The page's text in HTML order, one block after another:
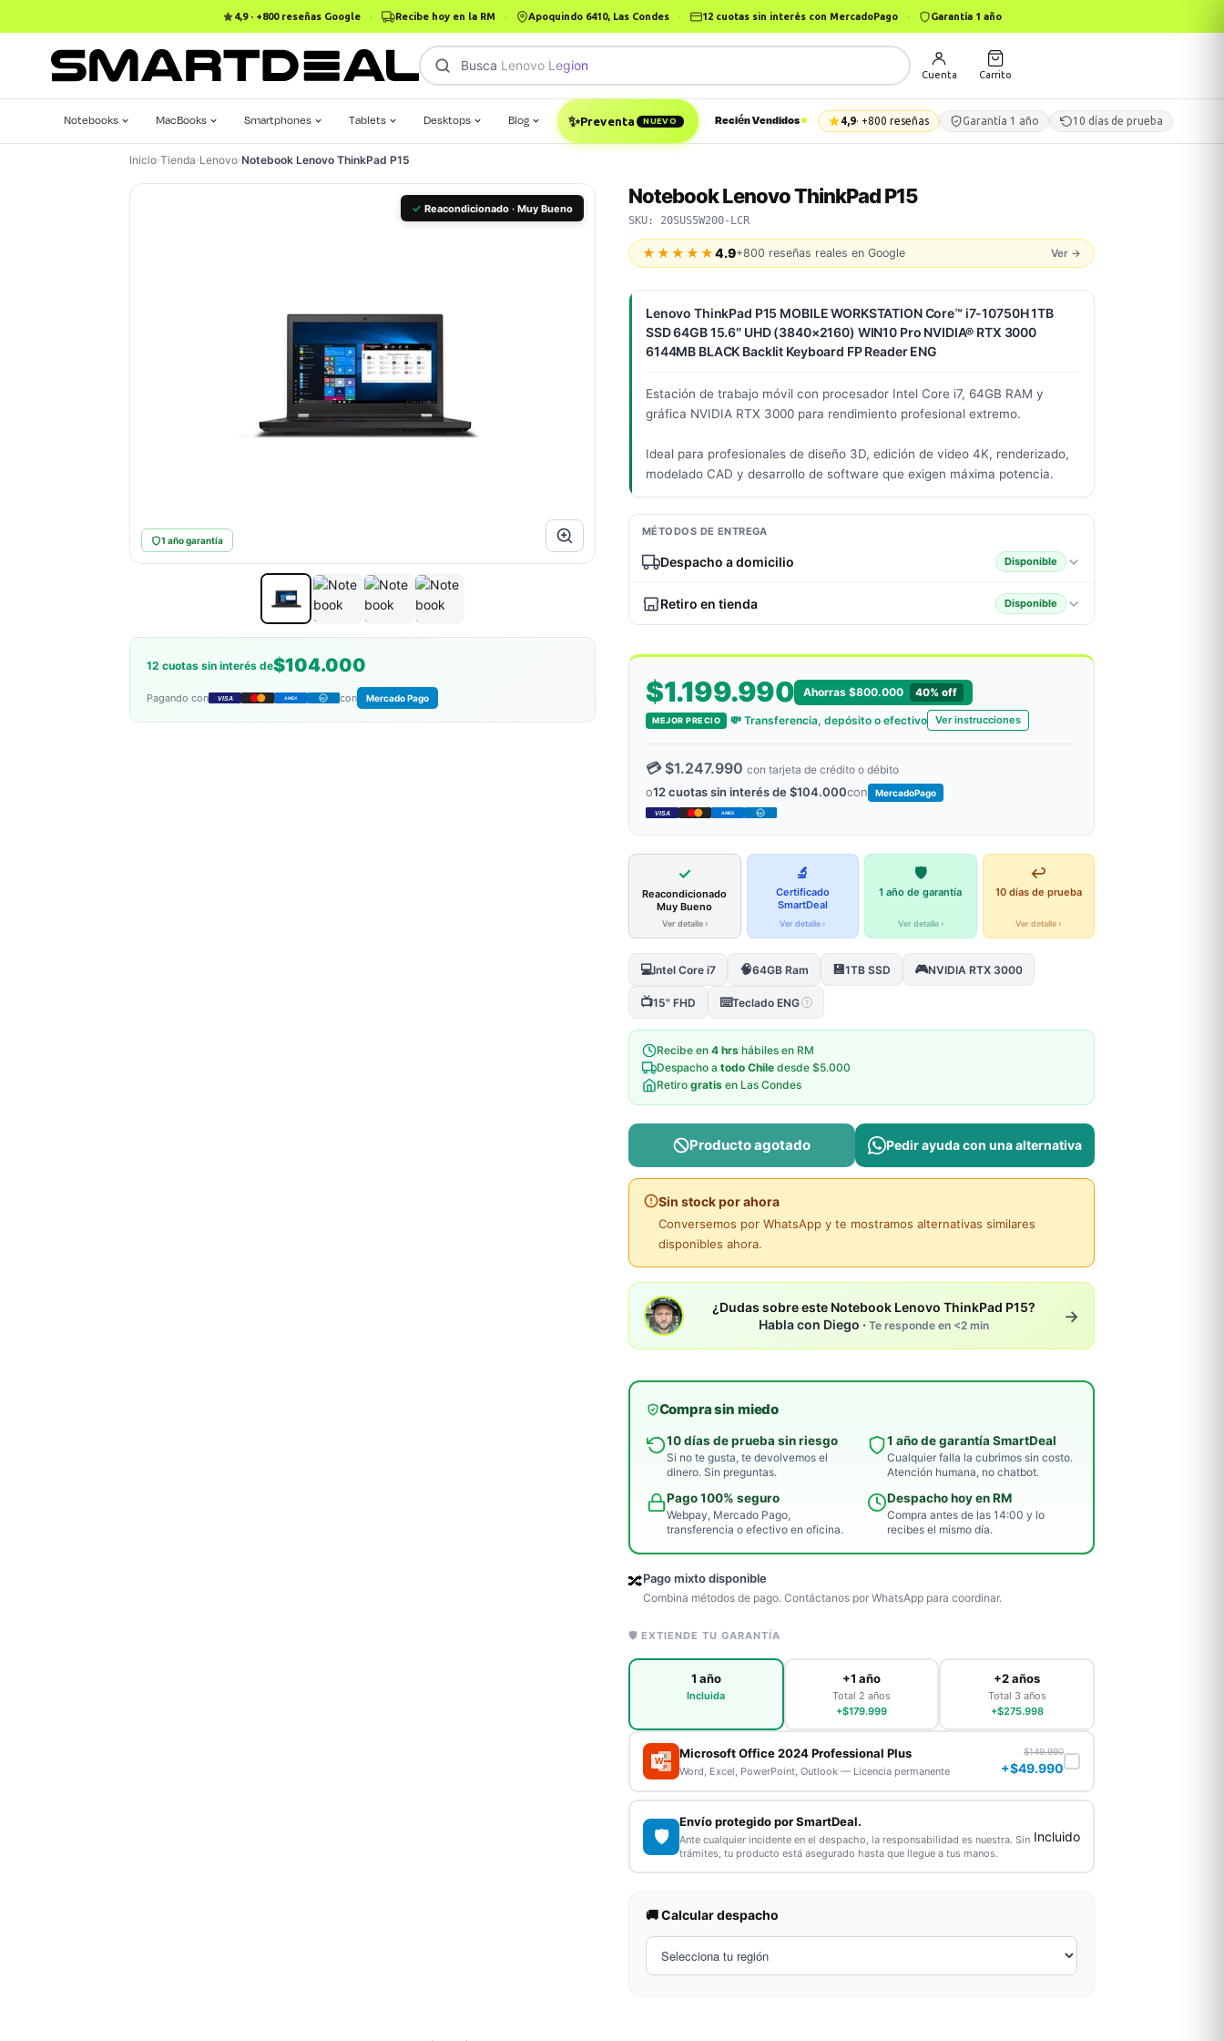
4,9 · +800 reseñas Google · Recibe hoy en la RM · Apoquindo 6410, Las Condes · 12 cuotas sin interés con MercadoPago · Garantía 1 año
Busca |
Cuenta Carrito
Notebooks MacBooks Smartphones Tablets Desktops Blog ✨Preventa NUEVO Recién Vendidos 4,9· +800 reseñas Garantía 1 año 10 días de prueba
Inicio›Tienda›Lenovo›Notebook Lenovo ThinkPad P15
✓ Reacondicionado · Muy Bueno
1 año garantía
12 cuotas sin interés de$104.000
Pagando con VISA AMEX DC con Mercado Pago
Notebook Lenovo ThinkPad P15
SKU: 20SUS5W200-LCR
★★★★★4.9+800 reseñas reales en Google Ver →
Lenovo ThinkPad P15 MOBILE WORKSTATION Core™ i7-10750H 1TB
SSD 64GB 15.6″ UHD (3840×2160) WIN10 Pro NVIDIA® RTX 3000
6144MB BLACK Backlit Keyboard FP Reader ENG
Estación de trabajo móvil con procesador Intel Core i7, 64GB RAM y
gráfica NVIDIA RTX 3000 para rendimiento profesional extremo.
Ideal para profesionales de diseño 3D, edición de video 4K, renderizado,
modelado CAD y desarrollo de software que exigen máxima potencia.
MÉTODOS DE ENTREGA
Despacho a domicilio Disponible
Retiro en tienda Disponible
$1.199.990 Ahorras $800.000 40% off
MEJOR PRECIO 💸 Transferencia, depósito o efectivo Ver instrucciones
💳 $1.247.990 con tarjeta de crédito o débito
o12 cuotas sin interés de $104.000con MercadoPago
VISA AMEX DC
✓
Reacondicionado
Muy Bueno
Ver detalle ›
🔬
Certificado
SmartDeal
Ver detalle ›
🛡️
1 año de garantía
Ver detalle ›
↩️
10 días de prueba
Ver detalle ›
💻Intel Core i7 🧠64GB Ram 💾1TB SSD 🎮NVIDIA RTX 3000
📺15" FHD ⌨️Teclado ENG ?
Recibe en 4 hrs hábiles en RM
Despacho a todo Chile desde $5.000
Retiro gratis en Las Condes
Producto agotado Pedir ayuda con una alternativa
Sin stock por ahora
Conversemos por WhatsApp y te mostramos alternativas similares
disponibles ahora.
¿Dudas sobre este Notebook Lenovo ThinkPad P15?
Habla con Diego · Te responde en <2 min →
Compra sin miedo
10 días de prueba sin riesgo
Si no te gusta, te devolvemos el
dinero. Sin preguntas.
1 año de garantía SmartDeal
Cualquier falla la cubrimos sin costo.
Atención humana, no chatbot.
Pago 100% seguro
Webpay, Mercado Pago,
transferencia o efectivo en oficina.
Despacho hoy en RM
Compra antes de las 14:00 y lo
recibes el mismo día.
🔀Pago mixto disponible
Combina métodos de pago. Contáctanos por WhatsApp para coordinar.
🛡️ EXTIENDE TU GARANTÍA
1 año
Incluida
+1 año
Total 2 años
+$179.999
+2 años
Total 3 años
+$275.998
WX
P
Microsoft Office 2024 Professional Plus
Word, Excel, PowerPoint, Outlook — Licencia permanente
$149.990
+$49.990
🛡️
Envío protegido por SmartDeal.
Ante cualquier incidente en el despacho, la responsabilidad es nuestra. Sin
trámites, tu producto está asegurado hasta que llegue a tus manos.
Incluido
🚚 Calcular despacho